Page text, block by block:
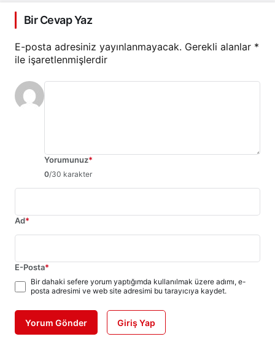
Bir Cevap Yaz
E-posta adresiniz yayınlanmayacak. Gerekli alanlar *
ile işaretlenmişlerdir
Yorumunuz*
0/30 karakter
Ad*
E-Posta*
Bir dahaki sefere yorum yaptığımda kullanılmak üzere adımı, e-
posta adresimi ve web site adresimi bu tarayıcıya kaydet.
Yorum Gönder Giriş Yap